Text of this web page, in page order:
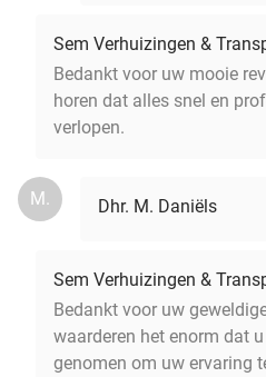
Sem Verhuizingen &
Bedankt voor uw mooie
horen dat alles snel en
verlopen.
M. Dhr. M. Daniëls
Sem Verhuizingen &
Bedankt voor uw
waarderen het enorm dat
genomen om uw ervaring